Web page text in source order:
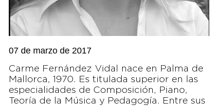
07 de marzo de 2017
Carme Fernández Vidal nace en Palma de
Mallorca, 1970. Es titulada superior en las
especialidades de Composición, Piano,
Teoría de la Música y Pedagogía. Entre sus